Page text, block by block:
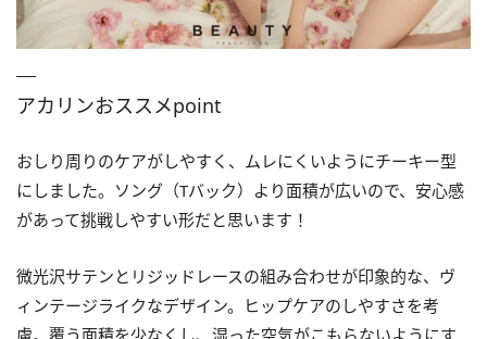
アカリンおススメpoint
おしり周りのケアがしやすく、ムレにくいようにチーキー型
にしました。ソング（Tバック）より面積が広いので、安心感
があって挑戦しやすい形だと思います！
微光沢サテンとリジッドレースの組み合わせが印象的な、ヴ
ィンテージライクなデザイン。ヒップケアのしやすさを考